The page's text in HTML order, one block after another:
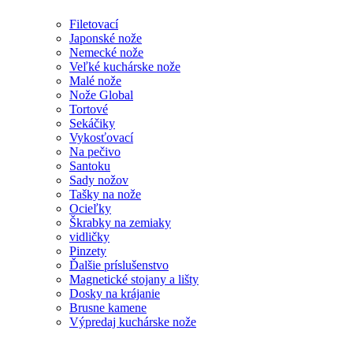
Filetovací
Japonské nože
Nemecké nože
Veľké kuchárske nože
Malé nože
Nože Global
Tortové
Sekáčiky
Vykosťovací
Na pečivo
Santoku
Sady nožov
Tašky na nože
Ocieľky
Škrabky na zemiaky
vidličky
Pinzety
Ďalšie príslušenstvo
Magnetické stojany a lišty
Dosky na krájanie
Brusne kamene
Výpredaj kuchárske nože